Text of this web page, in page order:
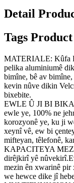
Detail
Tags Product
MATERIALE: Kûfa
pelika aluminiumê
bimîne, bê av
kevin nûve dikin
bixebite.
EWLE Û JI BI
ewle ye, 100% ne
korozyonê ye, ku ji
xeynî vê, ew bi
mifteyan, têlefonê,
KAPACITEYA
dirêjkirî yê
mezin ên xwarinê pir
we hewce dike jî